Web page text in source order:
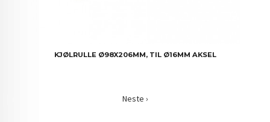
KJØLRULLE Ø98X206MM, TIL Ø16MM AKSEL
Neste ›